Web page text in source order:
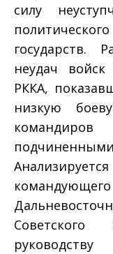
силу
государств.
неудач войск
РККА,
низкую